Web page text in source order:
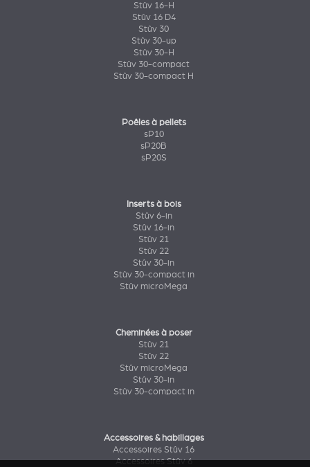
Stûv 16-H
Stûv 16 D4
Stûv 30
Stûv 30-up
Stûv 30-H
Stûv 30-compact
Stûv 30-compact H
Poêles à pellets
sP10
sP20B
sP20S
Inserts à bois
Stûv 6-in
Stûv 16-in
Stûv 21
Stûv 22
Stûv 30-in
Stûv 30-compact in
Stûv microMega
Cheminées à poser
Stûv 21
Stûv 22
Stûv microMega
Stûv 30-in
Stûv 30-compact in
Accessoires & habillages
Accessoires Stûv 16
Accessoires Stûv 6